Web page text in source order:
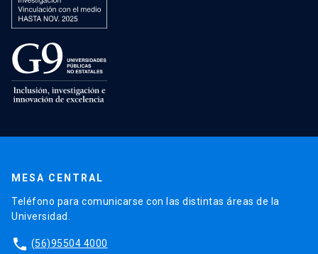
MESA CENTRAL
Teléfono para comunicarse con las distintas áreas de la
Universidad.
phone (56)95504 4000